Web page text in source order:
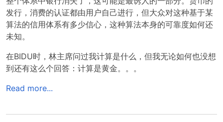
发行，消费的认证都由用户自己进行，但大众对这种基于某
算法的信用体系有多少信心，这种算法本身的可靠度如何还
未知。
在BIDU时，林主席问过我计算是什么，但我无论如何也没想
到还有这么个回答：计算是黄金。。。
Read more...